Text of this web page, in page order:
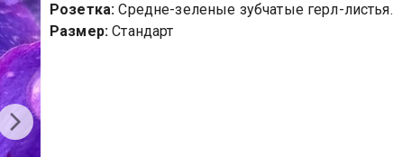
Розетка: Средне-зеленые зубчатые герл-листья.
Размер: Стандарт